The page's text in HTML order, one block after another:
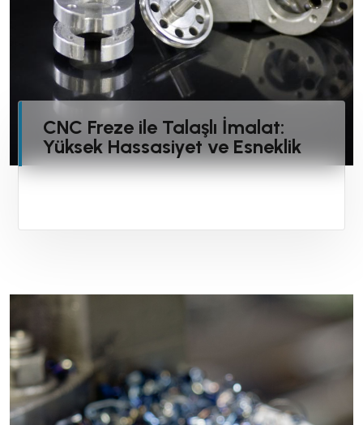
CNC Freze ile Talaşlı İmalat:
Yüksek Hassasiyet ve Esneklik